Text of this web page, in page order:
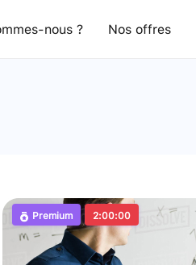
nous ? Nos offres
Premium 2:00:00